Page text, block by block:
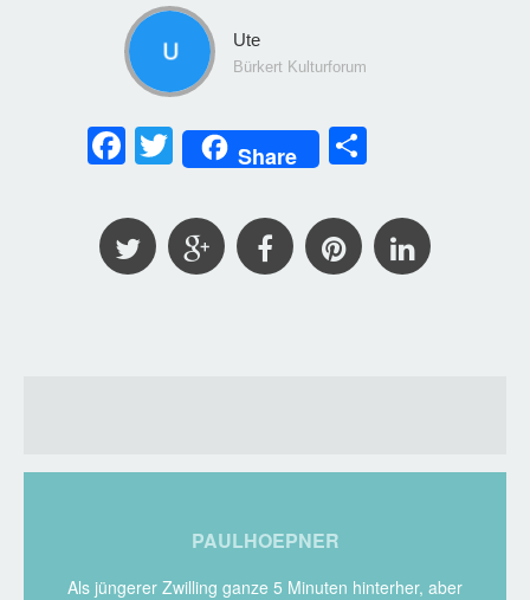
Ute
Bürkert Kulturforum
Facebook
Twitter
Share
PAULHOEPNER
Als jüngerer Zwilling ganze 5 Minuten hinterher, aber